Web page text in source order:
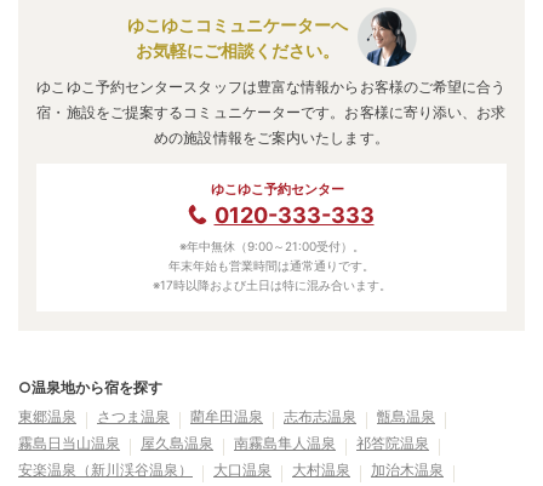
ゆこゆこコミュニケーターへ
お気軽にご相談ください。
ゆこゆこ予約センタースタッフは豊富な情報からお客様のご希望に合う
宿・施設をご提案するコミュニケーターです。お客様に寄り添い、お求
めの施設情報をご案内いたします。
ゆこゆこ予約センター
0120-333-333
※年中無休（9:00～21:00受付）。
年末年始も営業時間は通常通りです。
※17時以降および土日は特に混み合います。
○温泉地から宿を探す
東郷温泉
さつま温泉 藺牟田温泉 志布志温泉
甑島温泉
霧島日当山温泉
屋久島温泉 南霧島隼人温泉
祁答院温泉
安楽温泉（新川渓谷温泉）
大口温泉 大村温泉
加治木温泉